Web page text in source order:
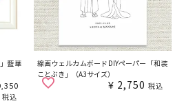
藍華
税込
線画ウェルカムボードDIYペーパー「和装
ことぶき」（A3サイズ）
¥ 2,750 税込